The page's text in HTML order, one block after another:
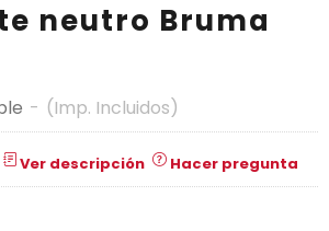
neutro Bruma
- (Imp. Incluidos)
Ver descripción Hacer pregunta